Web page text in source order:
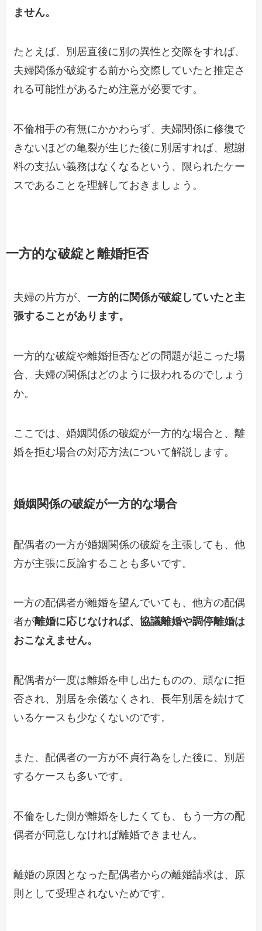
ません。
たとえば、別居直後に別の異性と交際をすれば、
夫婦関係が破綻する前から交際していたと推定さ
れる可能性があるため注意が必要です。
不倫相手の有無にかかわらず、夫婦関係に修復で
きないほどの亀裂が生じた後に別居すれば、慰謝
料の支払い義務はなくなるという、限られたケー
スであることを理解しておきましょう。
一方的な破綻と離婚拒否
夫婦の片方が、一方的に関係が破綻していたと主
張することがあります。
一方的な破綻や離婚拒否などの問題が起こった場
合、夫婦の関係はどのように扱われるのでしょう
か。
ここでは、婚姻関係の破綻が一方的な場合と、離
婚を拒む場合の対応方法について解説します。
婚姻関係の破綻が一方的な場合
配偶者の一方が婚姻関係の破綻を主張しても 、他
方が主張に反論することも多いです。
一方の配偶者が離婚を望んでいても、他方の配偶
者が離婚に応じなければ、協議離婚や調停離婚は
おこなえません。
配偶者が一度は離婚を申し出たものの、頑なに拒
否され、別居を余儀なくされ、長年別居を続けて
いるケースも少なくないのです。
また、配偶者の一方が不貞行為をした後に、 別居
するケースも 多いです。
不倫をした側が離婚を したくても、もう一方の配
偶者が同意しなければ離婚できません。
離婚の原因となった配偶者からの離婚請求は、 原
則として受理されないためです。